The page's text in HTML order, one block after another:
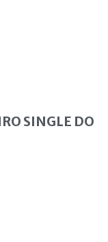
SINGLE DO